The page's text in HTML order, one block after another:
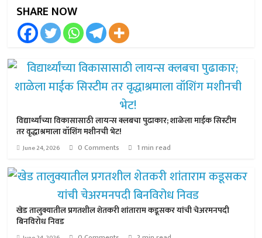
SHARE NOW
विद्यार्थ्यांच्या विकासासाठी लायन्स क्लबचा पुढाकार; शाळेला माईक सिस्टीम
तर वृद्धाश्रमाला वॉशिंग मशीनची भेट!
June 24, 2026 0 Comments 1 min read
खेड तालुक्यातील प्रगतशील शेतकरी शांताराम कडूसकर यांची चेअरमनपदी
बिनविरोध निवड